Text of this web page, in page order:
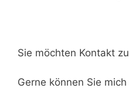
Sie möchten Kontakt
Gerne können Sie